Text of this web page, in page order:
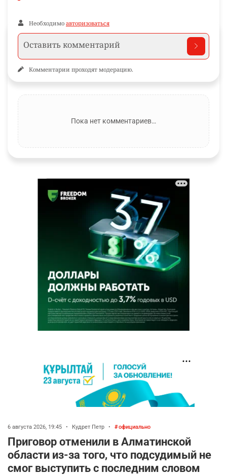
Необходимо авторизоваться
Комментарии проходят модерацию.
Пока нет комментариев…
6 августа 2026, 19:45 • Кудрет Петр • официально
Приговор отменили в Алматинской
области из-за того, что подсудимый не
смог выступить с последним словом